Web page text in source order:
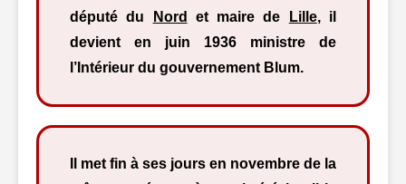
député du
Nord et maire de Lille, il
devient en juin 1936 ministre de
l’Intérieur du gouvernement Blum.
Il met fin à ses jours en novembre de la